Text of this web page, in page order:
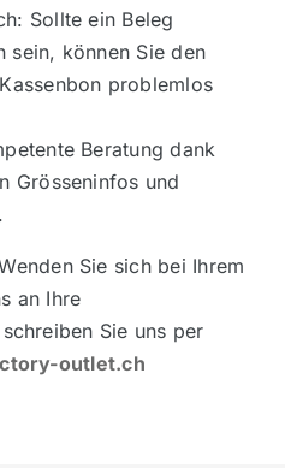
Sollte ein Beleg
sein, können Sie den
problemlos
Beratung dank
Grösseninfos und
Sie sich bei Ihrem
an Ihre
Sie uns per
outlet.ch